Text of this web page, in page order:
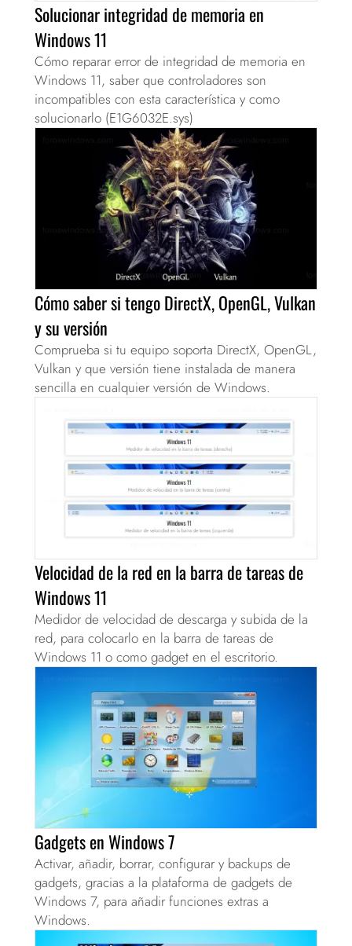
Solucionar integridad de memoria en
Windows 11
Cómo reparar error de integridad de memoria en
Windows 11, saber que controladores son
incompatibles con esta característica y como
solucionarlo (E1G6032E.sys)
Cómo saber si tengo DirectX, OpenGL, Vulkan
y su versión
Comprueba si tu equipo soporta DirectX, OpenGL,
Vulkan y que versión tiene instalada de manera
sencilla en cualquier versión de Windows.
Velocidad de la red en la barra de tareas de
Windows 11
Medidor de velocidad de descarga y subida de la
red, para colocarlo en la barra de tareas de
Windows 11 o como gadget en el escritorio.
Gadgets en Windows 7
Activar, añadir, borrar, configurar y backups de
gadgets, gracias a la plataforma de gadgets de
Windows 7, para añadir funciones extras a
Windows.